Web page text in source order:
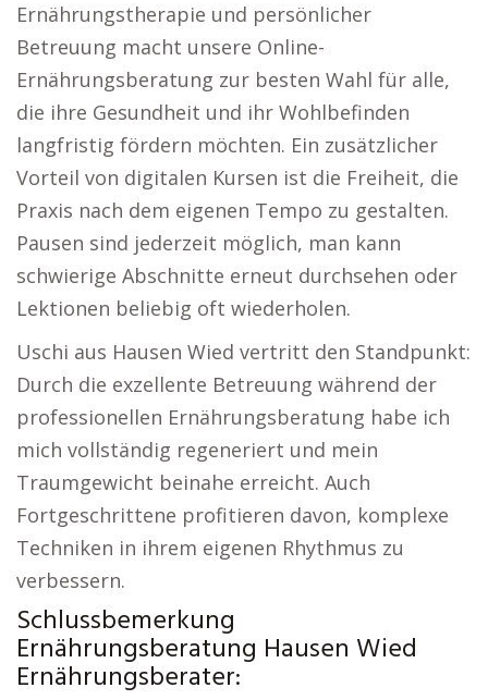
Ernährungstherapie und persönlicher
Betreuung macht unsere Online-
Ernährungsberatung zur besten Wahl für alle,
die ihre Gesundheit und ihr Wohlbefinden
langfristig fördern möchten. Ein zusätzlicher
Vorteil von digitalen Kursen ist die Freiheit, die
Praxis nach dem eigenen Tempo zu gestalten.
Pausen sind jederzeit möglich, man kann
schwierige Abschnitte erneut durchsehen oder
Lektionen beliebig oft wiederholen.
Uschi aus Hausen Wied vertritt den Standpunkt:
Durch die exzellente Betreuung während der
professionellen Ernährungsberatung habe ich
mich vollständig regeneriert und mein
Traumgewicht beinahe erreicht. Auch
Fortgeschrittene profitieren davon, komplexe
Techniken in ihrem eigenen Rhythmus zu
verbessern.
Schlussbemerkung
Ernährungsberatung Hausen Wied
Ernährungsberater: